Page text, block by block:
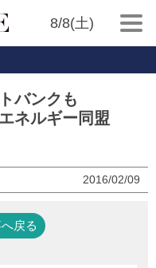
8/8(土)
バンクも
ネルギー同盟
2016/02/09
戻る